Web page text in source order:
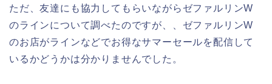
ただ、友達にも協力してもらいながらゼファルリンW
のラインについて調べたのですが、、ゼファルリンW
のお店がラインなどでお得なサマーセールを配信して
いるかどうかは分かりませんでした。